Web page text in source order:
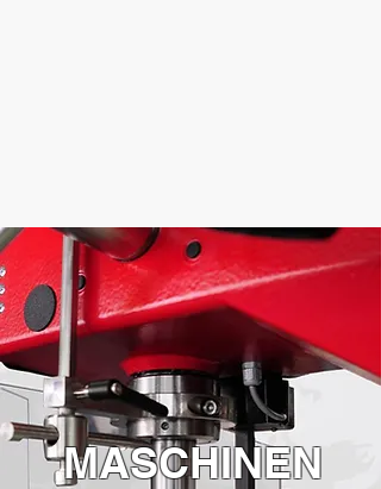
MASCHINEN